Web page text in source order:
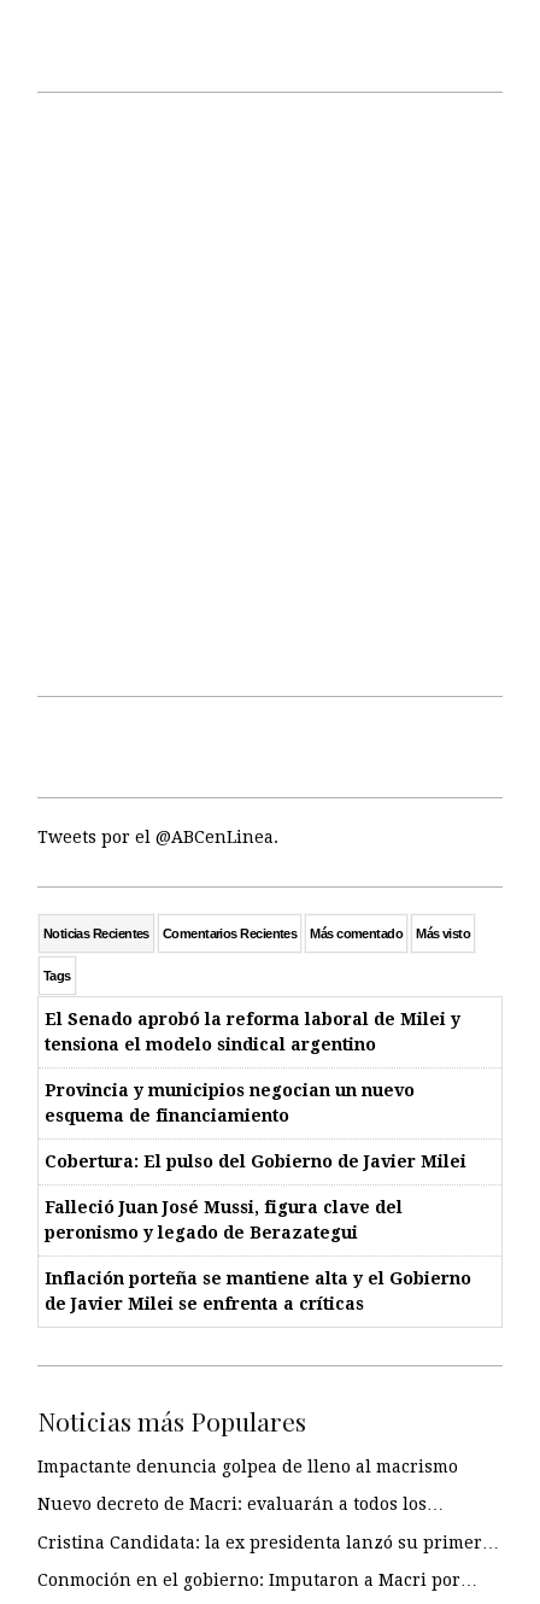
Tweets por el @ABCenLinea.
Noticias Recientes Comentarios Recientes Más comentado Más visto
Tags
El Senado aprobó la reforma laboral de Milei y
tensiona el modelo sindical argentino
Provincia y municipios negocian un nuevo
esquema de financiamiento
Cobertura: El pulso del Gobierno de Javier Milei
Falleció Juan José Mussi, figura clave del
peronismo y legado de Berazategui
Inflación porteña se mantiene alta y el Gobierno
de Javier Milei se enfrenta a críticas
Noticias más Populares
Impactante denuncia golpea de lleno al macrismo
Nuevo decreto de Macri: evaluarán a todos los…
Cristina Candidata: la ex presidenta lanzó su primer…
Conmoción en el gobierno: Imputaron a Macri por…